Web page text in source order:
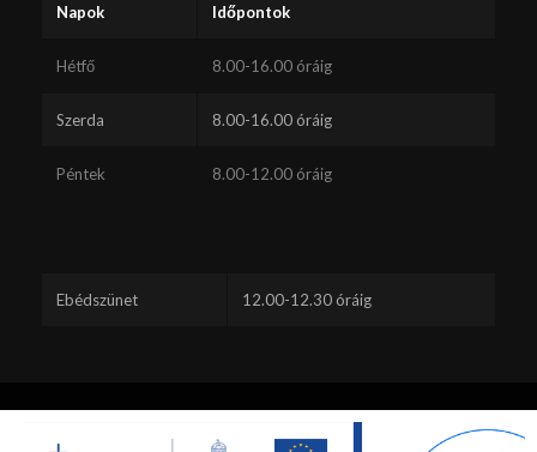
Napok Időpontok
Hétfő 8.00-16.00 óráig
Szerda 8.00-16.00 óráig
Péntek 8.00-12.00 óráig
Ebédszünet 12.00-12.30 óráig
Ez a webhely sütiket használ. A webhely böngészésének folytatásával